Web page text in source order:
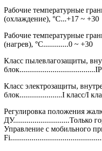
Рабочие температурные
(охлаждение), °C...+17 ~ +30
Рабочие температурные
(нагрев), °C.............0 ~ +30
Класс пылевлагозащиты,
Класс электрозащиты,
блок......................I класс/I
Регулировка положения
ДУ.............................Только
Управление c мобильного